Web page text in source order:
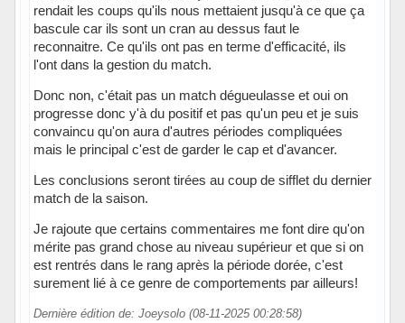
rendait les coups qu'ils nous mettaient jusqu'à ce que ça
bascule car ils sont un cran au dessus faut le
reconnaitre. Ce qu'ils ont pas en terme d'efficacité, ils
l'ont dans la gestion du match.
Donc non, c'était pas un match dégueulasse et oui on
progresse donc y'à du positif et pas qu'un peu et je suis
convaincu qu'on aura d'autres périodes compliquées
mais le principal c'est de garder le cap et d'avancer.
Les conclusions seront tirées au coup de sifflet du dernier
match de la saison.
Je rajoute que certains commentaires me font dire qu'on
mérite pas grand chose au niveau supérieur et que si on
est rentrés dans le rang après la période dorée, c'est
surement lié à ce genre de comportements par ailleurs!
Dernière édition de: Joeysolo (08-11-2025 00:28:58)